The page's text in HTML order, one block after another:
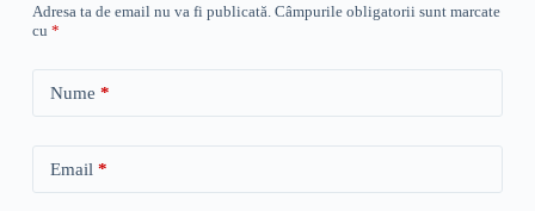
Adresa ta de email nu va fi publicată. Câmpurile obligatorii sunt marcate
cu *
Nume *
Email *